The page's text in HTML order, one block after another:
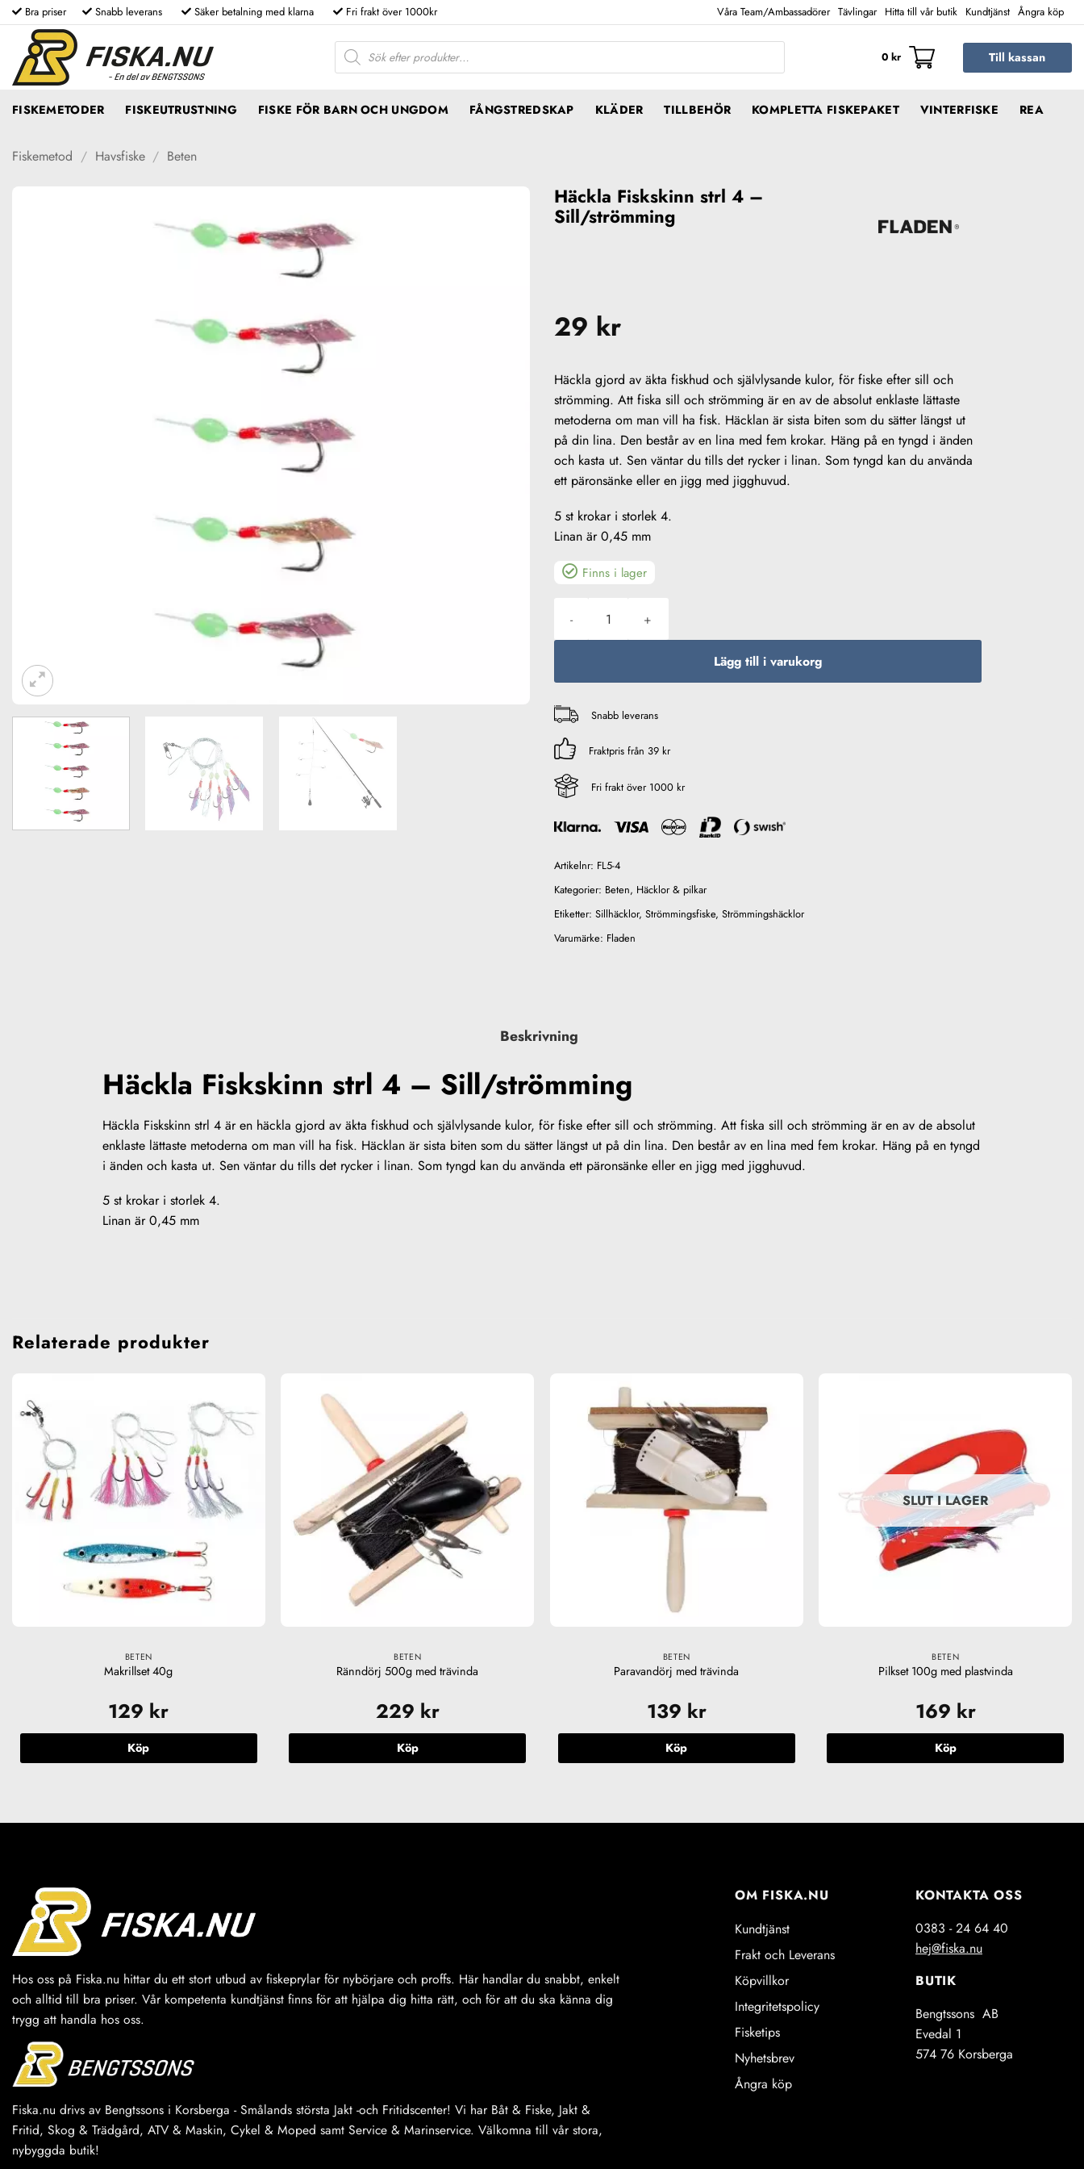
Skip
to
content
Bra priser Snabb leverans Säker betalning med klarna Fri frakt över 1000kr Våra Team/Ambassadörer Tävlingar Hitta till vår butik Kundtjänst Ångra köp
Produktsökning
0 kr Till kassan
FISKEMETODER FISKEUTRUSTNING FISKE FÖR BARN OCH UNGDOM FÅNGSTREDSKAP KLÄDER TILLBEHÖR KOMPLETTA FISKEPAKET VINTERFISKE REA
Fiskemetod / Havsfiske / Beten
Häckla Fiskskinn strl 4 –
Sill/strömming
29 kr
Häckla gjord av äkta fiskhud och självlysande kulor, för fiske efter sill och
strömming. Att fiska sill och strömming är en av de absolut enklaste lättaste
metoderna om man vill ha fisk. Häcklan är sista biten som du sätter längst ut
på din lina. Den består av en lina med fem krokar. Häng på en tyngd i änden
och kasta ut. Sen väntar du tills det rycker i linan. Som tyngd kan du använda
ett päronsänke eller en jigg med jigghuvud.
5 st krokar i storlek 4.
Linan är 0,45 mm
Finns i lager
Lägg till i varukorg
Snabb leverans
Fraktpris från 39 kr
Fri frakt över 1000 kr
Artikelnr: FL5-4
Kategorier: Beten, Häcklor & pilkar
Etiketter: Sillhäcklor, Strömmingsfiske, Strömmingshäcklor
Varumärke: Fladen
Beskrivning
Häckla Fiskskinn strl 4 – Sill/strömming
Häckla Fiskskinn strl 4 är en häckla gjord av äkta fiskhud och självlysande kulor, för fiske efter sill och strömming. Att fiska sill och strömming är en av de absolut
enklaste lättaste metoderna om man vill ha fisk. Häcklan är sista biten som du sätter längst ut på din lina. Den består av en lina med fem krokar. Häng på en tyngd
i änden och kasta ut. Sen väntar du tills det rycker i linan. Som tyngd kan du använda ett päronsänke eller en jigg med jigghuvud.
5 st krokar i storlek 4.
Linan är 0,45 mm
Relaterade produkter
BETEN
Makrillset 40g
129 kr
Köp
BETEN
Ränndörj 500g med trävinda
229 kr
Köp
BETEN
Paravandörj med trävinda
139 kr
Köp
SLUT I LAGER
BETEN
Pilkset 100g med plastvinda
169 kr
Köp
Hos oss på Fiska.nu hittar du ett stort utbud av fiskeprylar för nybörjare och proffs. Här handlar du snabbt, enkelt
och alltid till bra priser. Vår kompetenta kundtjänst finns för att hjälpa dig hitta rätt, och för att du ska känna dig
trygg att handla hos oss.
Fiska.nu drivs av Bengtssons i Korsberga - Smålands största Jakt -och Fritidscenter! Vi har Båt & Fiske, Jakt &
Fritid, Skog & Trädgård, ATV & Maskin, Cykel & Moped samt Service & Marinservice. Välkomna till vår stora,
nybyggda butik!
OM FISKA.NU
Kundtjänst
Frakt och Leverans
Köpvillkor
Integritetspolicy
Fisketips
Nyhetsbrev
Ångra köp
KONTAKTA OSS
0383 - 24 64 40
hej@fiska.nu
BUTIK
Bengtssons AB
Evedal 1
574 76 Korsberga